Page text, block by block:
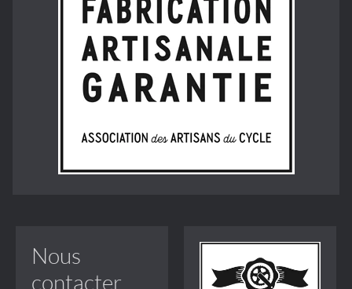
Nous
contacter